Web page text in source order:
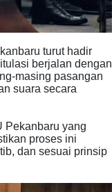
turut hadir
berjalan dengan
masing pasangan
suara secara
Pekanbaru yang
proses ini
dan sesuai prinsip